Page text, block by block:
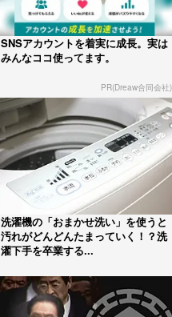
SNSアカウントを着実に成長。実は
みんなココ使ってます。
PR(Dreaw合同会社)
洗濯機の「おまかせ洗い」を使うと
汚れがどんどんたまっていく！？洗
濯下手を卒業する...